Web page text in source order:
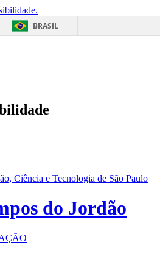
BRASIL
Ciência e Tecnologia de São Paulo
do Jordão